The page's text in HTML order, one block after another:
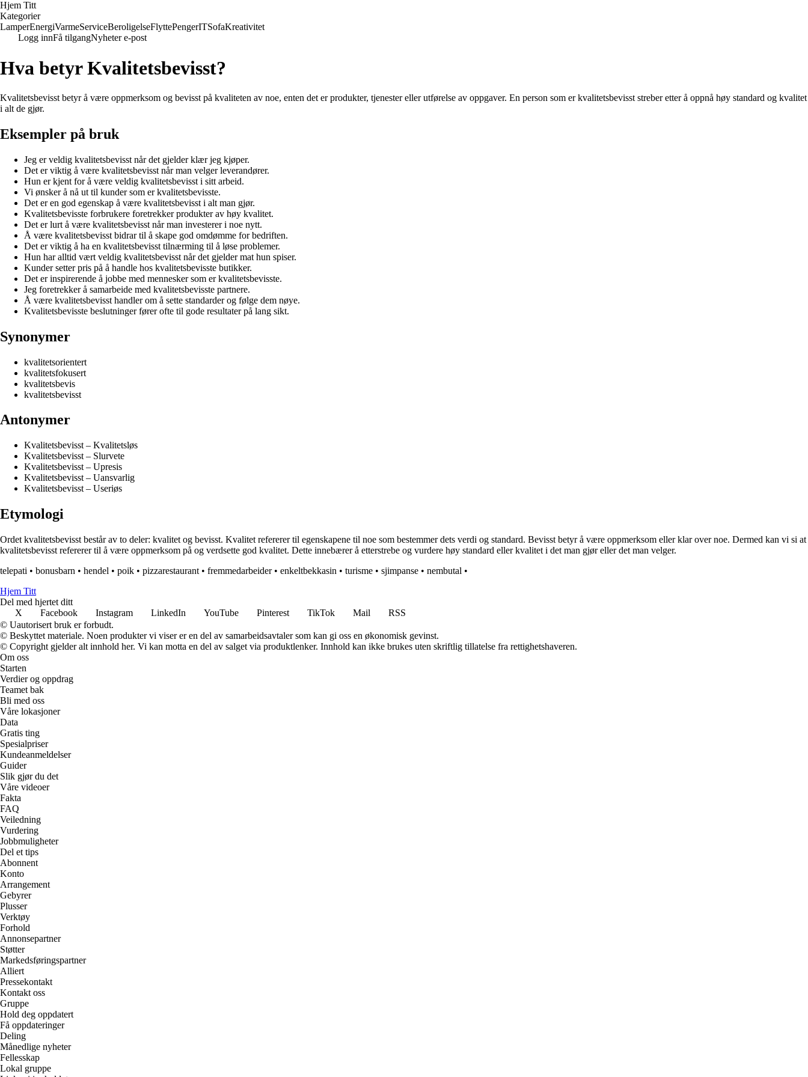
Hjem Titt
Kategorier
LamperEnergiVarmeServiceBeroligelseFlyttePengerITSofaKreativitet
Logg innFå tilgangNyheter e-post
Hva betyr Kvalitetsbevisst?
Kvalitetsbevisst betyr å være oppmerksom og bevisst på kvaliteten av noe, enten det er produkter, tjenester eller utførelse av oppgaver. En person som er kvalitetsbevisst streber etter å oppnå høy standard og kvalitet
i alt de gjør.
Eksempler på bruk
Jeg er veldig kvalitetsbevisst når det gjelder klær jeg kjøper.
Det er viktig å være kvalitetsbevisst når man velger leverandører.
Hun er kjent for å være veldig kvalitetsbevisst i sitt arbeid.
Vi ønsker å nå ut til kunder som er kvalitetsbevisste.
Det er en god egenskap å være kvalitetsbevisst i alt man gjør.
Kvalitetsbevisste forbrukere foretrekker produkter av høy kvalitet.
Det er lurt å være kvalitetsbevisst når man investerer i noe nytt.
Å være kvalitetsbevisst bidrar til å skape god omdømme for bedriften.
Det er viktig å ha en kvalitetsbevisst tilnærming til å løse problemer.
Hun har alltid vært veldig kvalitetsbevisst når det gjelder mat hun spiser.
Kunder setter pris på å handle hos kvalitetsbevisste butikker.
Det er inspirerende å jobbe med mennesker som er kvalitetsbevisste.
Jeg foretrekker å samarbeide med kvalitetsbevisste partnere.
Å være kvalitetsbevisst handler om å sette standarder og følge dem nøye.
Kvalitetsbevisste beslutninger fører ofte til gode resultater på lang sikt.
Synonymer
kvalitetsorientert
kvalitetsfokusert
kvalitetsbevis
kvalitetsbevisst
Antonymer
Kvalitetsbevisst – Kvalitetsløs
Kvalitetsbevisst – Slurvete
Kvalitetsbevisst – Upresis
Kvalitetsbevisst – Uansvarlig
Kvalitetsbevisst – Useriøs
Etymologi
Ordet kvalitetsbevisst består av to deler: kvalitet og bevisst. Kvalitet refererer til egenskapene til noe som bestemmer dets verdi og standard. Bevisst betyr å være oppmerksom eller klar over noe. Dermed kan vi si at
kvalitetsbevisst refererer til å være oppmerksom på og verdsette god kvalitet. Dette innebærer å etterstrebe og vurdere høy standard eller kvalitet i det man gjør eller det man velger.
telepati • bonusbarn • hendel • poik • pizzarestaurant • fremmedarbeider• enkeltbekkasin • turisme • sjimpanse • nembutal •
Hjem Titt
Del med hjertet ditt
X
Facebook Instagram LinkedIn YouTube Pinterest TikTok Mail
RSS
© Uautorisert bruk er forbudt.
© Beskyttet materiale. Noen produkter vi viser er en del av samarbeidsavtaler som kan gi oss en økonomisk gevinst.
© Copyright gjelder alt innhold her. Vi kan motta en del av salget via produktlenker. Innhold kan ikke brukes uten skriftlig tillatelse fra rettighetshaveren.
Om oss
Starten
Verdier og oppdrag
Teamet bak
Bli med oss
Våre lokasjoner
Data
Gratis ting
Spesialpriser
Kundeanmeldelser
Guider
Slik gjør du det
Våre videoer
Fakta
FAQ
Veiledning
Vurdering
Jobbmuligheter
Del et tips
Abonnent
Konto
Arrangement
Gebyrer
Plusser
Verktøy
Forhold
Annonsepartner
Støtter
Markedsføringspartner
Alliert
Pressekontakt
Kontakt oss
Gruppe
Hold deg oppdatert
Få oppdateringer
Deling
Månedlige nyheter
Fellesskap
Lokal gruppe